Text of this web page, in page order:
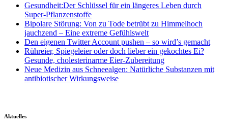
Gesundheit:Der Schlüssel für ein längeres Leben durch
Super-Pflanzenstoffe
Bipolare Störung: Von zu Tode betrübt zu Himmelhoch
jauchzend – Eine extreme Gefühlswelt
Den eigenen Twitter Account pushen – so wird’s gemacht
Rühreier, Spiegeleier oder doch lieber ein gekochtes Ei?
Gesunde, cholesterinarme Eier-Zubereitung
Neue Medizin aus Schneealgen: Natürliche Substanzen mit
antibiotischer Wirkungsweise
Aktuelles